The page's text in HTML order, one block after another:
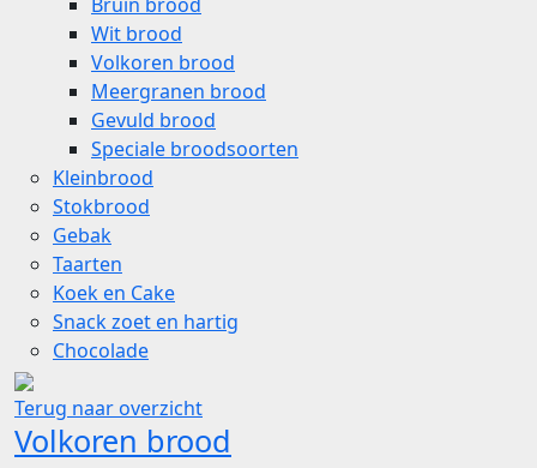
Wit brood
Volkoren brood
Meergranen brood
Gevuld brood
Speciale broodsoorten
Kleinbrood
Stokbrood
Gebak
Taarten
Koek en Cake
Snack zoet en hartig
Chocolade
Terug naar overzicht
Volkoren brood